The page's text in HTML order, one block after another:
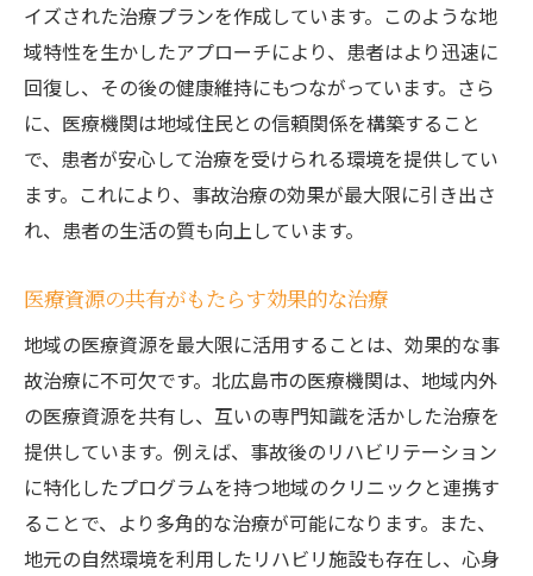
イズされた治療プランを作成しています。このような地
域特性を生かしたアプローチにより、患者はより迅速に
回復し、その後の健康維持にもつながっています。さら
に、医療機関は地域住民との信頼関係を構築すること
で、患者が安心して治療を受けられる環境を提供してい
ます。これにより、事故治療の効果が最大限に引き出さ
れ、患者の生活の質も向上しています。
医療資源の共有がもたらす効果的な治療
地域の医療資源を最大限に活用することは、効果的な事
故治療に不可欠です。北広島市の医療機関は、地域内外
の医療資源を共有し、互いの専門知識を活かした治療を
提供しています。例えば、事故後のリハビリテーション
に特化したプログラムを持つ地域のクリニックと連携す
ることで、より多角的な治療が可能になります。また、
地元の自然環境を利用したリハビリ施設も存在し、心身